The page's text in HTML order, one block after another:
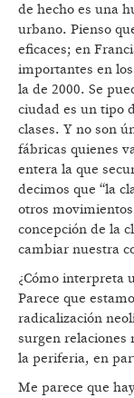
de hecho es una
urbano. Pienso
eficaces; en
importantes en
la de 2000. Se
ciudad es un tipo
clases. Y no son
fábricas quienes
entera la que
decimos que “la
otros
concepción de la
cambiar nuestra
¿Cómo interpreta
Parece que
radicalización
surgen relaciones
la periferia, en
Me parece que